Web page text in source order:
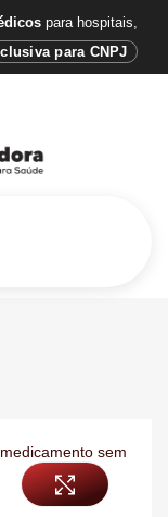
para hospitais,
para CNPJ